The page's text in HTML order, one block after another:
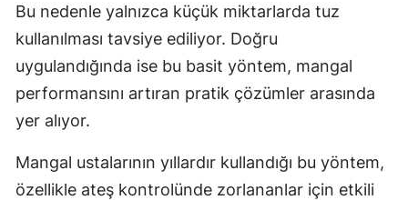
Uşak
Van
Yozgat
Aksaray
Bu nedenle yalnızca küçük miktarlarda tuz
kullanılması tavsiye ediliyor. Doğru
uygulandığında ise bu basit yöntem, mangal
performansını artıran pratik çözümler arasında
yer alıyor.
Mangal ustalarının yıllardır kullandığı bu yöntem,
özellikle ateş kontrolünde zorlananlar için etkili